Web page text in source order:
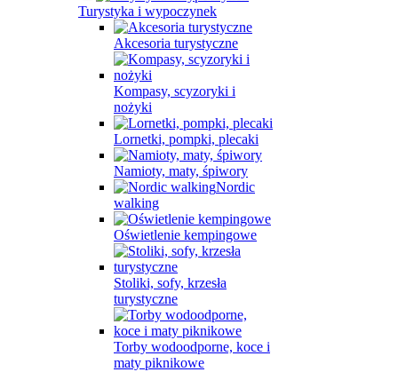
Turystyka i wypoczynek
Akcesoria turystyczne
Kompasy, scyzoryki i
nożyki
Lornetki, pompki, plecaki
Namioty, maty, śpiwory
Nordic
walking
Oświetlenie kempingowe
Stoliki, sofy, krzesła
turystyczne
Torby wodoodporne, koce i
maty piknikowe